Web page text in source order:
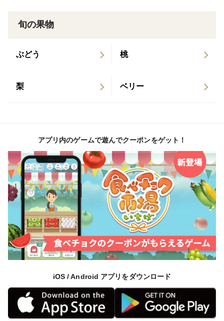
旬の果物
ぶどう 桃
梨 ベリー
アプリ内のゲームで遊んでクーポンをゲット！
iOS / Android アプリをダウンロード